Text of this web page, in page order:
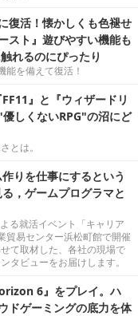
復活！懐かしくも色褪せ
スト』遊びやすい機能も
れるのにぴったり
能を備えて復活！
』と『ウィザードリ
しくないRPG"の沼にど
とは。
りを仕事にするという
，ゲームプログラマと
る就活イベント「キャリア
貿易センター浜松町館で開催
て取材した、各社の現場で
タビューをお届けします。
6』をプレイ。ハ
ドゲーミングの底力を体